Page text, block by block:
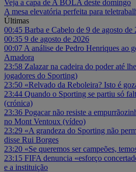
Veja a capa de A BOLA deste domingo
A mesa elevatória perfeita para
Últimas
00:45 Barba e Cabelo de 9 de agosto de
00:35 9 de agosto de 2026
00:07 A análise de Pedro Henriques ao
Amadora
23:58 Zalazar na cadeira do poder até
jogadores do Sporting)
23:50 «Relvado da Reboleira? Isto é
23:44 Quando o Sporting se partiu só
(crónica)
23:36 Pogacar não resiste a
no Mont Ventoux (vídeo)
23:29 «A grandeza do Sporting não
disse Rui Borges
23:20 «Se queremos ser campeões,
23:15 FIFA denuncia «esforço
e a instituição